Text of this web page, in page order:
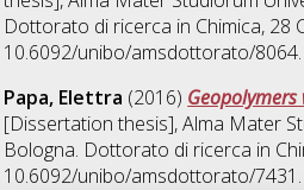
Dottorato di ricerca in Chimica, 28
10.6092/unibo/amsdottorato/8064.
Papa, Elettra (2016)
[Dissertation thesis], Alma Mater
Bologna. Dottorato di ricerca in
10.6092/unibo/amsdottorato/7431.